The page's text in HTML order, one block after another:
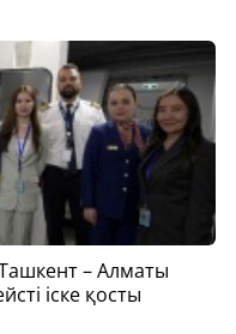
– Алматы
іске қосты